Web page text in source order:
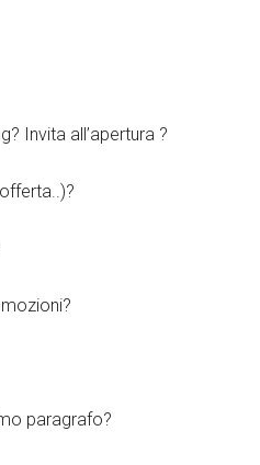
Invita all’apertura ?
paragrafo?